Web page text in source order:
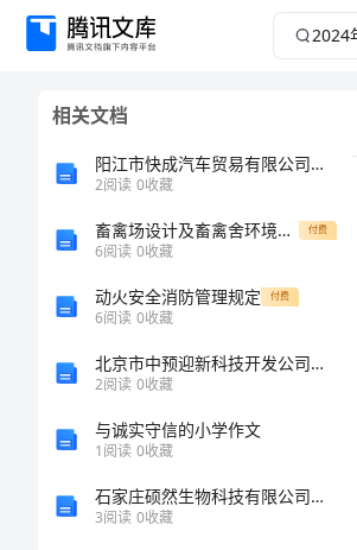
2024
相关文档
阳江市快成汽车贸易有限公司介绍企业发展分析报告
2阅读 0收藏
畜禽场设计及畜禽舍环境控制复习要点 付费
6阅读 0收藏
动火安全消防管理规定 付费
6阅读 0收藏
北京市中预迎新科技开发公司介绍企业发展分析报告
2阅读 0收藏
与诚实守信的小学作文
1阅读 0收藏
石家庄硕然生物科技有限公司介绍企业发展分析报告
3阅读 0收藏